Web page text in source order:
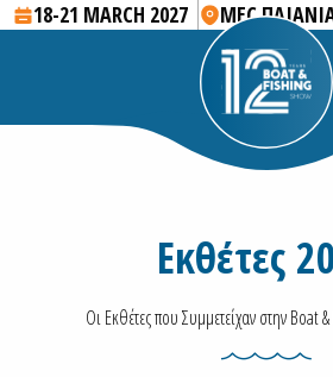
18-21 MARCH 2027 MEC
Εκθέτες
Οι Εκθέτες που Συμμετείχαν στην Boat